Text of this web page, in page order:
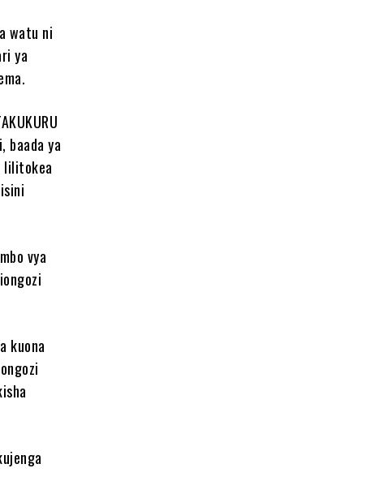
watu ni
ya
baada ya
lilitokea
vya
kuona